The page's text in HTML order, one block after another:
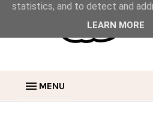
MENU
statistics, and to detect and
LEARN MORE